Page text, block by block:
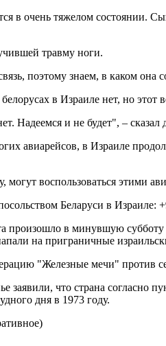
очень тяжелом состоянии.
травму ноги.
поэтому знаем, в каком она
в Израиле нет, но
Надеемся и не будет", – сказал
авиарейсов, в Израиле
могут воспользоваться этими
Беларуси в Израиле:
произошло в минувшую
на приграничные
"Железные мечи" против
заявили, что страна согласно
дня в 1973 году.